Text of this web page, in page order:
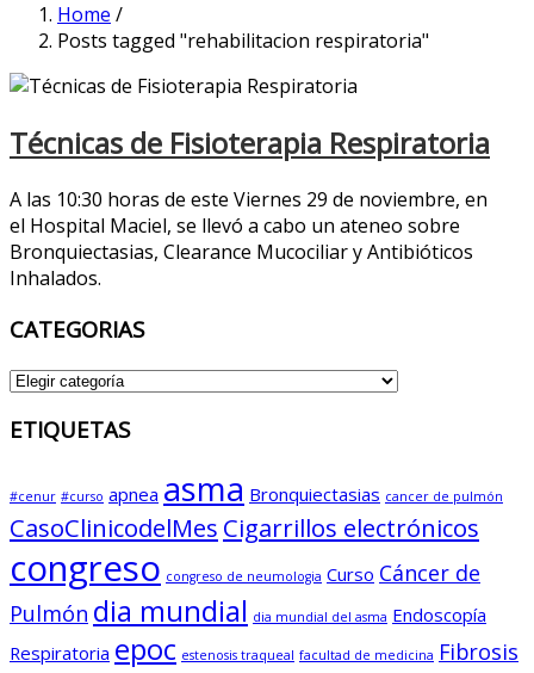
Home /
Posts tagged "rehabilitacion respiratoria"
Técnicas de Fisioterapia Respiratoria
A las 10:30 horas de este Viernes 29 de noviembre, en
el Hospital Maciel, se llevó a cabo un ateneo sobre
Bronquiectasias, Clearance Mucociliar y Antibióticos
Inhalados.
CATEGORIAS
CATEGORIAS
ETIQUETAS
#cenur #curso apnea asma Bronquiectasias cancer de pulmón
CasoClinicodelMes Cigarrillos electrónicos
congreso congreso de neumologia Curso Cáncer de
Pulmón dia mundial dia mundial del asma Endoscopía
Respiratoria epoc estenosis traqueal facultad de medicina Fibrosis